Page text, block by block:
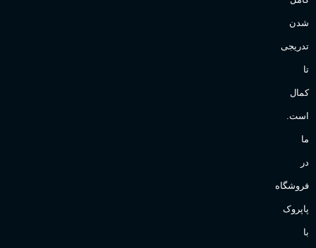
شدن
تدریجی
تا
کمال
است.
ما
در
فروشگاه
پاپروک
با